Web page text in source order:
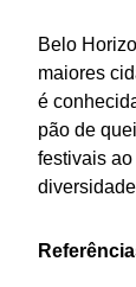
Belo
maiores
é
pão de
festivais